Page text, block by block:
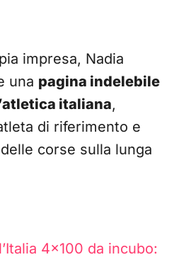
impresa, Nadia
una pagina indelebile
italiana,
di riferimento e
corse sulla lunga
4×100 da incubo: